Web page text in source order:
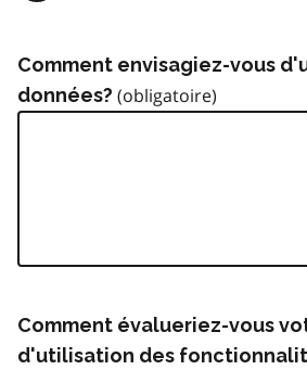
Comment envisagiez-vous
données?
Comment évalueriez-vous
d'utilisation des